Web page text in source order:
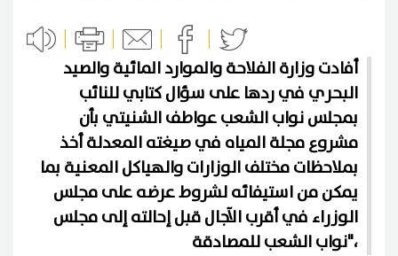
أفادت وزارة الفلاحة والموارد المائية والصيد
البحري في ردها على سؤال كتابي للنائب
بمجلس نواب الشعب عواطف الشنيتي بأن
مشروع مجلة المياه في صيغته المعدلة أخذ
بملاحظات مختلف الوزارات والهياكل المعنية بما
يمكن من استيفائه لشروط عرضه على مجلس
الوزراء في أقرب الآجال قبل إحالته إلى مجلس
نواب الشعب للمصادقة"،